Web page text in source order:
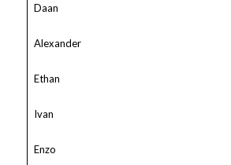
Daan
Alexander
Ethan
Ivan
Enzo